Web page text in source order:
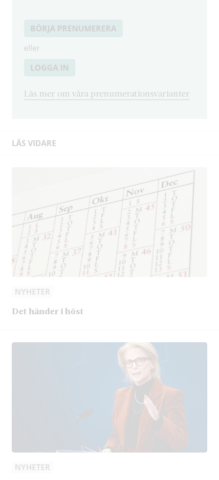
BÖRJA PRENUMERERA
eller
LOGGA IN
Läs mer om våra prenumerationsvarianter
LÄS VIDARE
NYHETER
Det händer i höst
NYHETER